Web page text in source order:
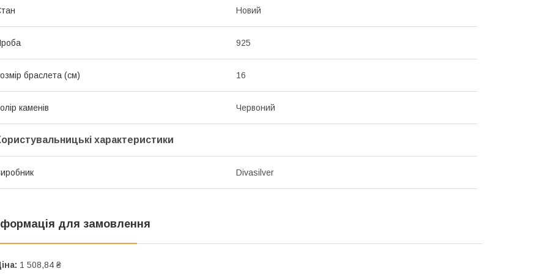
Новий
925
браслета (см) 16
каменів Червоний
характеристики
Divasilver
для замовлення
1 508,84 ₴